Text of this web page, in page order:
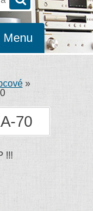
Menu
»
70
!!!